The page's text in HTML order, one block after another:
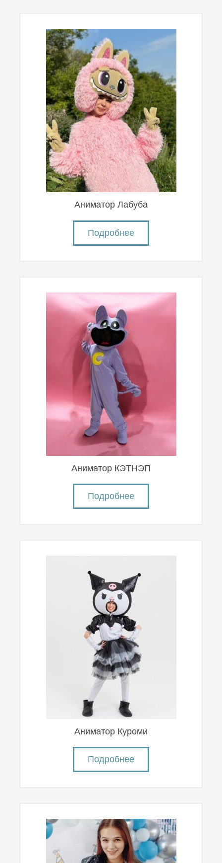
Аниматор Лабуба
Подробнее
Аниматор КЭТНЭП
Подробнее
Аниматор Куроми
Подробнее